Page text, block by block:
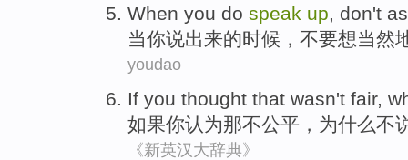
When you do speak up, don't
当你说出来的时候， 不要想当然
youdao
If you thought that wasn't fair,
如果你认为那不公平 ， 为什么不
《新英汉大辞典》